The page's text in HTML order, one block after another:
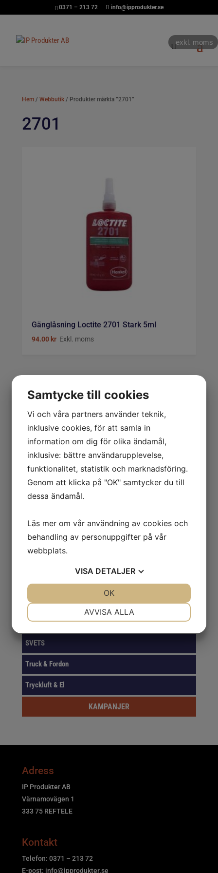
exkl. moms
0371 – 213 72 info@ipprodukter.se
Hem/ Webbutik/ Produkter märkta ”2701”
2701
Gänglåsning Loctite 2701 Stark 5ml
94.00 krExkl. moms
TILLSATS
VERKSTAD
ARBETSKLÄDER
BORR, BITS & GÄNG
FÖRVARINGSLÖSNINGAR
GASER
KAPNING & SLIPNING
SKYDD
Smörjning & Rostlösning
SVETS
Truck & Fordon
Tryckluft & El
KAMPANJER
Adress
IP Produkter AB
Värnamovägen 1
333 75 REFTELE
Kontakt
Telefon: 0371 – 213 72
E-post: info@ipprodukter.se
Samtycke till cookies
Vi och våra partners använder teknik,
inklusive cookies, för att samla in
information om dig för olika ändamål,
inklusive: bättre användarupplevelse,
funktionalitet, statistik och marknadsföring.
Genom att klicka på "OK" samtycker du till
dessa ändamål.
Läs mer om vår användning av cookies och
behandling av personuppgifter på vår
webbplats.
VISA DETALJER
MARKNADSFÖRING
AVVISA ALLA
OK